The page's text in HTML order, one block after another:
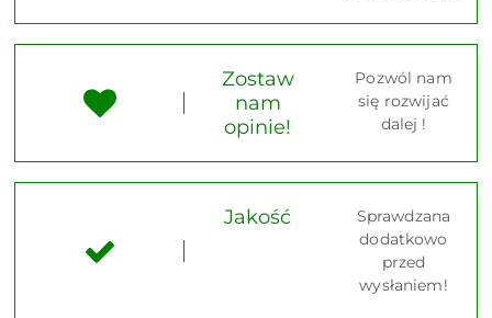
Zostaw
nam
opinie!
Pozwól nam
się rozwijać
dalej !
Jakość
Sprawdzana
dodatkowo
przed
wysłaniem!